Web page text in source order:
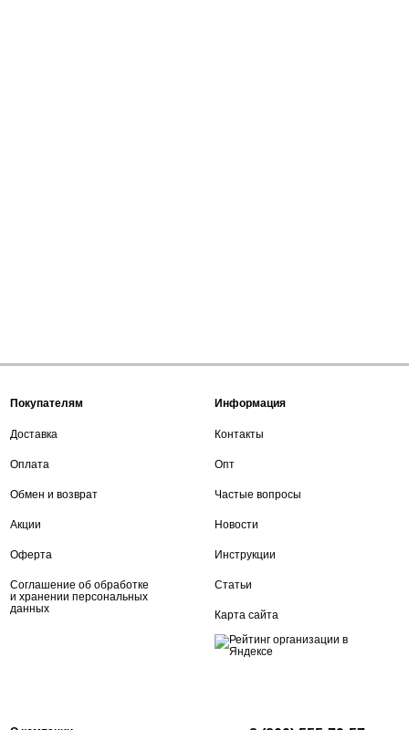
Покупателям
Доставка
Оплата
Обмен и возврат
Акции
Оферта
Соглашение об обработке
и хранении персональных
данных
Информация
Контакты
Опт
Частые вопросы
Новости
Инструкции
Статьи
Карта сайта